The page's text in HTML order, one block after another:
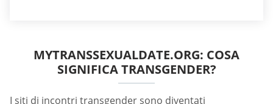
MYTRANSSEXUALDATE.ORG: COSA
SIGNIFICA TRANSGENDER?
I siti di incontri transgender sono diventati